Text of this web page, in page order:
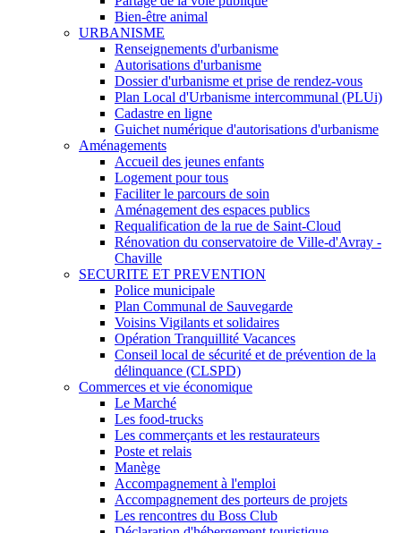
Bien-être animal
URBANISME
Renseignements d'urbanisme
Autorisations d'urbanisme
Dossier d'urbanisme et prise de rendez-vous
Plan Local d'Urbanisme intercommunal (PLUi)
Cadastre en ligne
Guichet numérique d'autorisations d'urbanisme
Aménagements
Accueil des jeunes enfants
Logement pour tous
Faciliter le parcours de soin
Aménagement des espaces publics
Requalification de la rue de Saint-Cloud
Rénovation du conservatoire de Ville-d'Avray -
Chaville
SECURITE ET PREVENTION
Police municipale
Plan Communal de Sauvegarde
Voisins Vigilants et solidaires
Opération Tranquillité Vacances
Conseil local de sécurité et de prévention de la
délinquance (CLSPD)
Commerces et vie économique
Le Marché
Les food-trucks
Les commerçants et les restaurateurs
Poste et relais
Manège
Accompagnement à l'emploi
Accompagnement des porteurs de projets
Les rencontres du Boss Club